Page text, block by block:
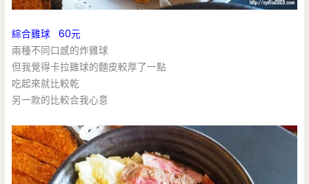
綜合雞球 60元
兩種不同口感的炸雞球
但我覺得卡拉雞球的麵皮較厚了一點
吃起來就比較乾
另一款的比較合我心意